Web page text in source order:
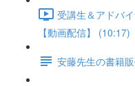
受講生＆アドバ
【動画配信】 (10:17)
安藤先生の書籍